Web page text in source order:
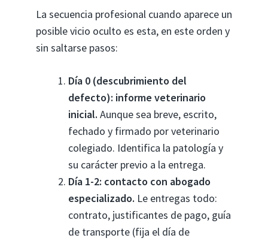
La secuencia profesional cuando aparece un
posible vicio oculto es esta, en este orden y
sin saltarse pasos:
Día 0 (descubrimiento del
defecto): informe veterinario
inicial. Aunque sea breve, escrito,
fechado y firmado por veterinario
colegiado. Identifica la patología y
su carácter previo a la entrega.
Día 1-2: contacto con abogado
especializado. Le entregas todo:
contrato, justificantes de pago, guía
de transporte (fija el día de